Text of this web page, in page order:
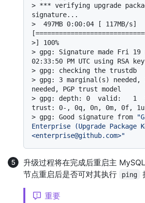
> *** verifying upgrade
signature...
>
497MB 0:00:04 [ 117MB/s]
>] 100%
> gpg: Signature made Fri 19
02:33:50 PM UTC using RSA
> gpg: checking the trustdb
> gpg: 3 marginal(s) needed,
needed, PGP trust model
> gpg: depth: 0  valid:   1
trust: 0-, 0q, 0n, 0m, 0f, 1u
> gpg: Good signature from
Enterprise (Upgrade Package
<enterprise@github.com>"
升级过程将在完成后重启主
节点重启后是否可对其执行
ping
重要